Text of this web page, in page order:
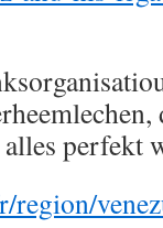
alles perfekt